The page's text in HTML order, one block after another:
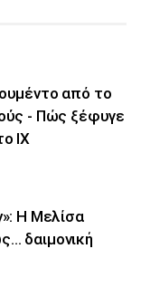
από το
- Πώς ξέφυγε
ΙΧ
Η Μελίσα
δαιμονική